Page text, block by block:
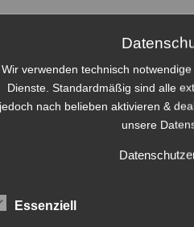
der eLearning-
vonRalph Müller
Workshopreihe der Goethe-
2010/2011 steht online zur
im Bereich der didaktischen
Der Erwerb des eLearning-
→
Wir verwenden technisch
Dienste. Standardmäßig sind alle
jedoch nach belieben aktivieren &
unsere
Essenziell